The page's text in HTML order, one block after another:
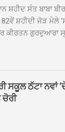
ਸ਼ਹੀਦ ਸੰਤ ਬਾਬਾ
ਸ਼ਹੀਦੀ ਜੋੜ ਮੇਲੇ
ਕੀਰਤਨ ਗੁਰਦੁਆਰਾ
ਹੇਠ, ਪੰਜ
ਸੰਤਪੁਰਾ ਤੋਂ ਪ੍ਰਾਰੰਭ
ਝੁੱਗੀਆਂ
ਕੋਲੀਆਂਵਾਲ, ਅੱਡਾ
ਸਕੂਲ ਠੱਟਾ ਨਵਾਂ
ਚੋਰੀ